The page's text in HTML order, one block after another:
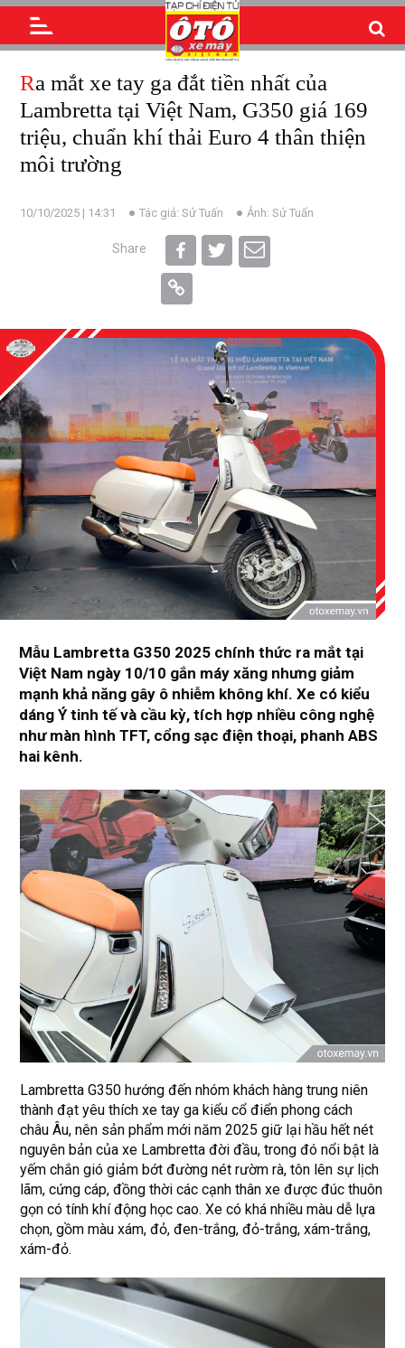
Ra mắt xe tay ga đắt tiền nhất của
Lambretta tại Việt Nam, G350 giá 169
triệu, chuẩn khí thải Euro 4 thân thiện
môi trường
10/10/2025 | 14:31 Tác giả: Sử Tuấn Ảnh: Sử Tuấn
Share
Mẫu Lambretta G350 2025 chính thức ra mắt tại
Việt Nam ngày 10/10 gắn máy xăng nhưng giảm
mạnh khả năng gây ô nhiễm không khí. Xe có kiểu
dáng Ý tinh tế và cầu kỳ, tích hợp nhiều công nghệ
như màn hình TFT, cổng sạc điện thoại, phanh ABS
hai kênh.
Lambretta G350 hướng đến nhóm khách hàng trung niên
thành đạt yêu thích xe tay ga kiểu cổ điển phong cách
châu Âu, nên sản phẩm mới năm 2025 giữ lại hầu hết nét
nguyên bản của xe Lambretta đời đầu, trong đó nổi bật là
yếm chắn gió giảm bớt đường nét rườm rà, tôn lên sự lịch
lãm, cứng cáp, đồng thời các cạnh thân xe được đúc thuôn
gọn có tính khí động học cao. Xe có khá nhiều màu dễ lựa
chọn, gồm màu xám, đỏ, đen-trắng, đỏ-trắng, xám-trắng,
xám-đỏ.